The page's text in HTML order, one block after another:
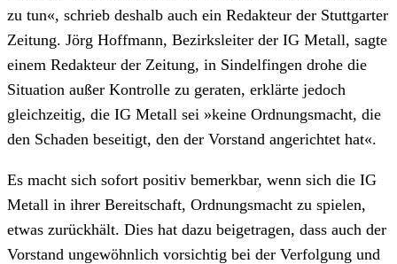
zu tun«, schrieb deshalb auch ein Redakteur der Stuttgarter
Zeitung. Jörg Hoffmann, Bezirksleiter der IG Metall, sagte
einem Redakteur der Zeitung, in Sindelfingen drohe die
Situation außer Kontrolle zu geraten, erklärte jedoch
gleichzeitig, die IG Metall sei »keine Ordnungsmacht, die
den Schaden beseitigt, den der Vorstand angerichtet hat«.
Es macht sich sofort positiv bemerkbar, wenn sich die IG
Metall in ihrer Bereitschaft, Ordnungsmacht zu spielen,
etwas zurückhält. Dies hat dazu beigetragen, dass auch der
Vorstand ungewöhnlich vorsichtig bei der Verfolgung und